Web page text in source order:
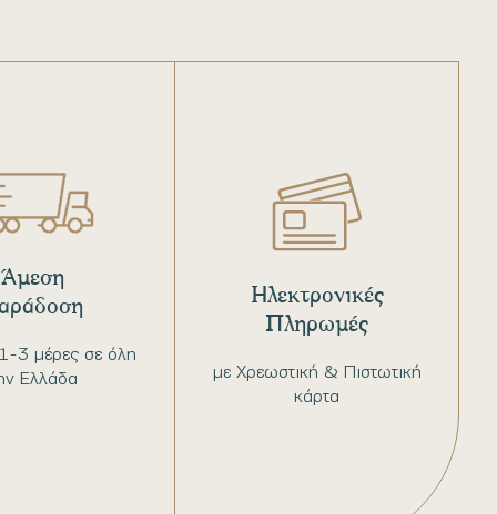
3 μέρες σε όλη
Ελλάδα
Άμεση
με Χρεωστική & Πιστωτική
κάρτα
Ηλεκτρονικές
Πληρωμές